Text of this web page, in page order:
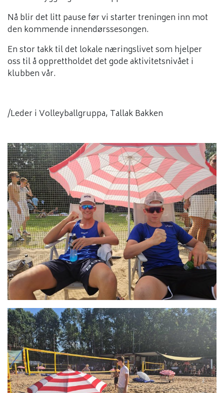
Nå blir det litt pause før vi starter treningen inn mot
den kommende innendørssesongen.
En stor takk til det lokale næringslivet som hjelper
oss til å opprettholdet det gode aktivitetsnivået i
klubben vår.
/Leder i Volleyballgruppa, Tallak Bakken